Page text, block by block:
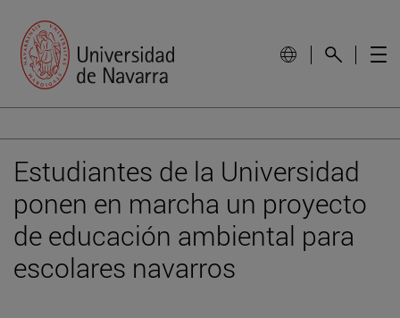
Estudiantes de la Universidad
ponen en marcha un proyecto
de educación ambiental para
escolares navarros